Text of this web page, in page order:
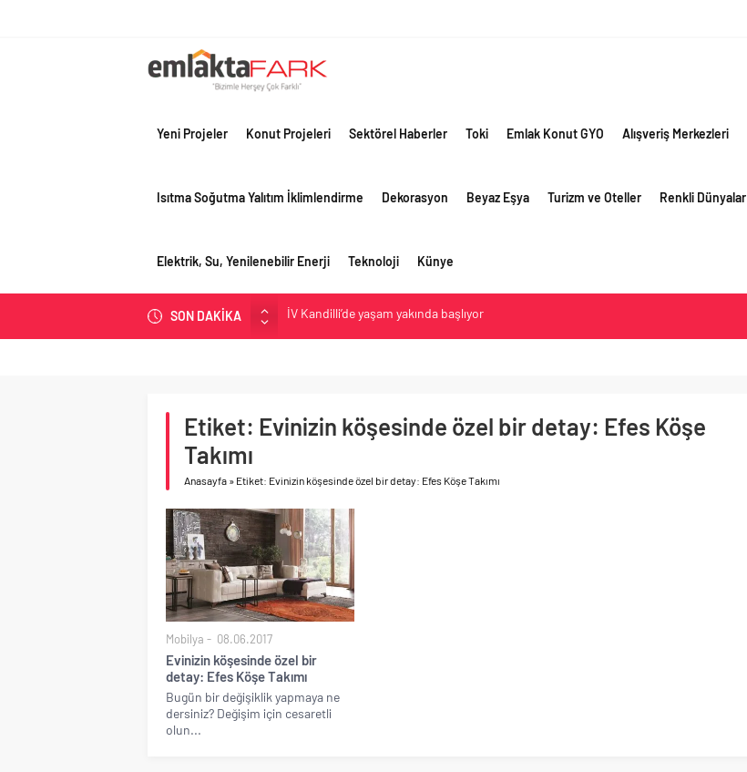
Yeni Projeler Konut Projeleri Sektörel Haberler Toki Emlak Konut GYO Alışveriş Merkezleri
Isıtma Soğutma Yalıtım İklimlendirme Dekorasyon Beyaz Eşya Turizm ve Oteller Renkli Dünyalar
Elektrik, Su, Yenilenebilir Enerji Teknoloji Künye
SON DAKİKA
İV Kandilli’de yaşam yakında başlıyor
OYAK Çimento, jeopolitik risklere ve maliyet baskısına rağmen 2026’nın ikinci
çeyreğinde olumlu performansını sürdürdü
Birleşik Arap Emirlikleri’nin ilk yüksek hızlı demiryolu projesine Kalyon İnşaat imzası
Etiket: Evinizin köşesinde özel bir detay: Efes Köşe
Takımı
Anasayfa » Etiket: Evinizin köşesinde özel bir detay: Efes Köşe Takımı
Mobilya 08.06.2017
Evinizin köşesinde özel bir
detay: Efes Köşe Takımı
Bugün bir değişiklik yapmaya ne
dersiniz? Değişim için cesaretli
olun...